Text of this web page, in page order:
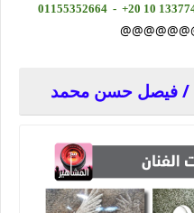
/ فيصل حسن محمد